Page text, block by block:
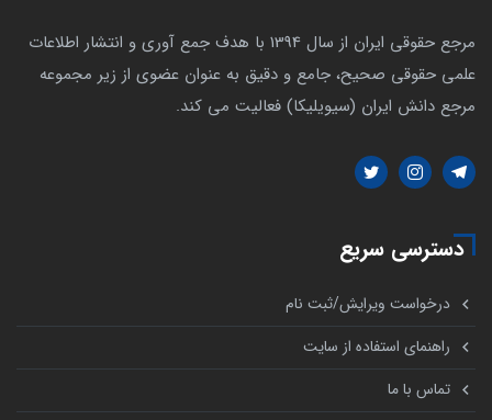
مرجع حقوقی ایران از سال 1394 با هدف جمع آوری و انتشار اطلاعات
علمی حقوقی صحیح، جامع و دقیق به عنوان عضوی از زیر مجموعه
مرجع دانش ایران (سیویلیکا) فعالیت می کند.
دسترسی سریع
درخواست ویرایش/ثبت نام
راهنمای استفاده از سایت
تماس با ما